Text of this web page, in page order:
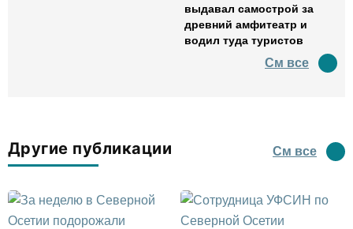
выдавал самострой за
древний амфитеатр и
водил туда туристов
См все
Другие публикации См все